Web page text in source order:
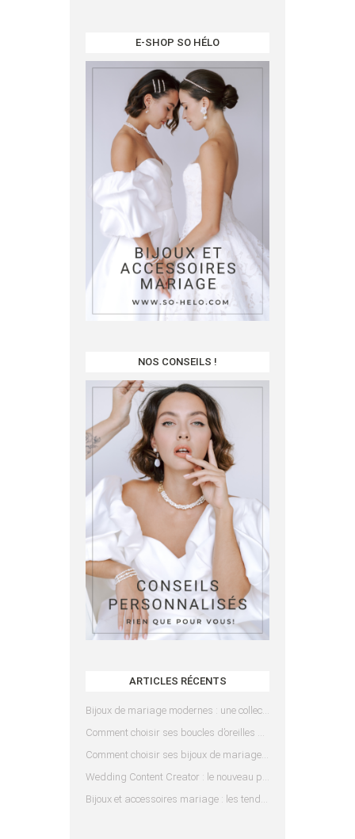
E-SHOP SO HÉLO
NOS CONSEILS !
ARTICLES RÉCENTS
Bijoux de mariage modernes : une collection pensée pour les mariées d’aujourd’hui
Comment choisir ses boucles d’oreilles de mariée en fonction de sa coiffure ?
Comment choisir ses bijoux de mariage en fonction de sa robe ?
Wedding Content Creator : le nouveau prestataire indispensable pour votre mariage
Bijoux et accessoires mariage : les tendances 2025